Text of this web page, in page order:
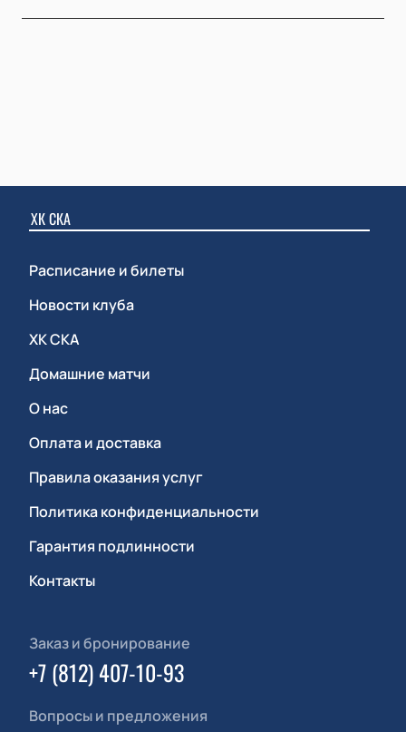
ХК СКА
Расписание и билеты
Новости клуба
ХК СКА
Домашние матчи
О нас
Оплата и доставка
Правила оказания услуг
Политика конфиденциальности
Гарантия подлинности
Контакты
Заказ и бронирование
+7 (812) 407-10-93
Вопросы и предложения